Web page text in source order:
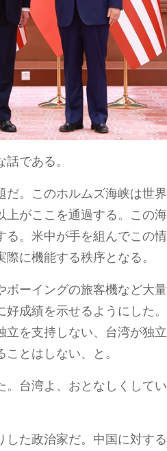
である。
。このホルムズ海峡は世
がここを通過する。この
。米中が手を組んでこの
に機能する秩序となる。
ーイングの旅客機など大
成績を示せるようにした
を支持しない、台湾が独
とはしない、と。
台湾よ、おとなしくしてい
た政治家だ。中国に対す